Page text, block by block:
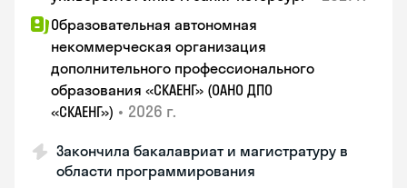
Образовательная автономная
некоммерческая организация
дополнительного профессионального
образования «СКАЕНГ» (ОАНО ДПО
«СКАЕНГ») • 2026 г.
Закончила бакалавриат и магистратуру в
области программирования